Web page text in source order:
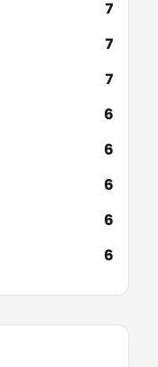
7
7
7
6
6
6
6
6